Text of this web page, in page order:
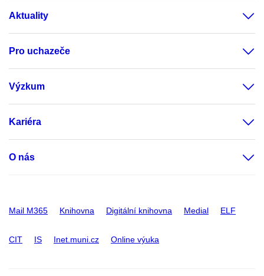
Aktuality
Pro uchazeče
Výzkum
Kariéra
O nás
Mail M365 Knihovna Digitální knihovna Medial ELF
CIT IS Inet.muni.cz Online výuka